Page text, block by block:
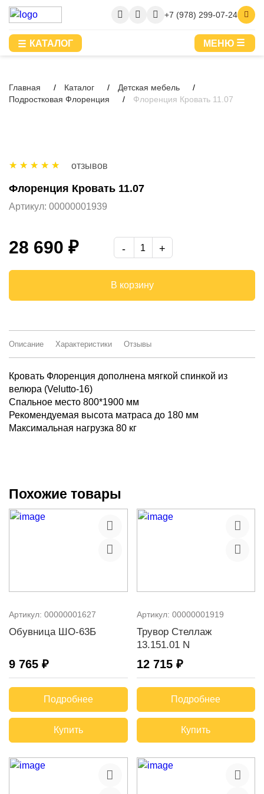
+7 (978) 299-07-24
КАТАЛОГ МЕНЮ
Главная Каталог
Детская мебель
Подростковая Флоренция
Флоренция Кровать 11.07
отзывов
Флоренция Кровать 11.07
Артикул: 00000001939
28 690 ₽
В корзину
Описание Характеристики Отзывы
Кровать Флоренция дополнена мягкой спинкой из
велюра (Velutto-16)
Спальное место 800*1900 мм
Рекомендуемая высота матраса до 180 мм
Максимальная нагрузка 80 кг
Похожие товары
Артикул: 00000001627
Обувница ШО-63Б
9 765 ₽
Подробнее
Купить
Артикул: 00000001919
Трувор Стеллаж
13.151.01 N
12 715 ₽
Подробнее
Купить